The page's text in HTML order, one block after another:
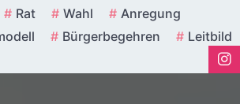
Rat Wahl
Anregung
Bürgerbegehren Leitbild